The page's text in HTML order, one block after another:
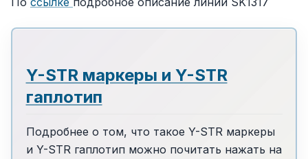
Y-STR маркеры и Y-STR
гаплотип
Подробнее о том, что такое Y-STR маркеры
и Y-STR гаплотип можно почитать нажать на